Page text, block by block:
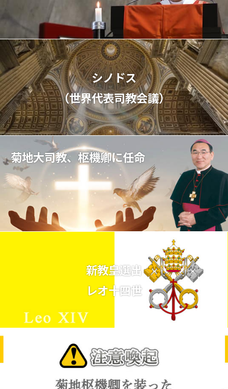
シノドス
（世界代表司教会議）
菊地大司教、枢機卿に任命
新教皇選出
レオ十四世